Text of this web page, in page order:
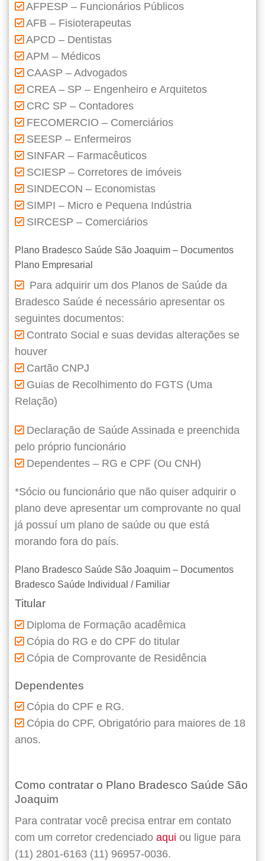
AFPESP – Funcionários Públicos
AFB – Fisioterapeutas
APCD – Dentistas
APM – Médicos
CAASP – Advogados
CREA – SP – Engenheiro e Arquitetos
CRC SP – Contadores
FECOMERCIO – Comerciários
SEESP – Enfermeiros
SINFAR – Farmacêuticos
SCIESP – Corretores de imóveis
SINDECON – Economistas
SIMPI – Micro e Pequena Indústria
SIRCESP – Comerciários
Plano Bradesco Saúde São Joaquim – Documentos
Plano Empresarial
Para adquirir um dos Planos de Saúde da
Bradesco Saúde é necessário apresentar os
seguintes documentos:
Contrato Social e suas devidas alterações se
houver
Cartão CNPJ
Guias de Recolhimento do FGTS (Uma
Relação)
Declaração de Saúde Assinada e preenchida
pelo próprio funcionário
Dependentes – RG e CPF (Ou CNH)
*Sócio ou funcionário que não quiser adquirir o
plano deve apresentar um comprovante no qual
já possuí um plano de saúde ou que está
morando fora do país.
Plano Bradesco Saúde São Joaquim – Documentos
Bradesco Saúde Individual / Familiar
Titular
Diploma de Formação acadêmica
Cópia do RG e do CPF do titular
Cópia de Comprovante de Residência
Dependentes
Cópia do CPF e RG.
Cópia do CPF, Obrigatório para maiores de 18
anos.
Como contratar o Plano Bradesco Saúde São
Joaquim
Para contratar você precisa entrar em contato
com um corretor credenciado aqui ou ligue para
(11) 2801-6163 (11) 96957-0036.